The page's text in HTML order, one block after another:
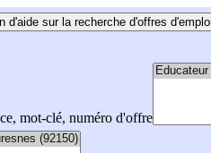
d'aide sur la recherche d'offres
mot-clé, numéro d'offre